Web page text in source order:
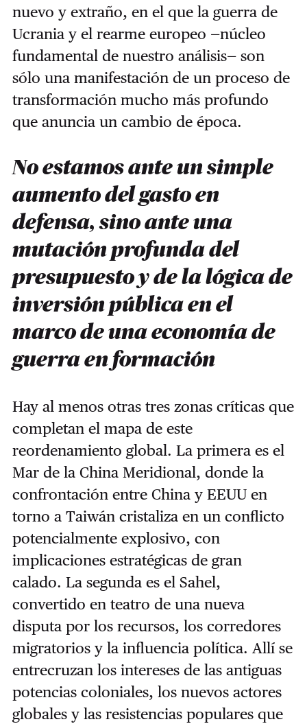
nuevo y extraño, en el que la guerra de
Ucrania y el rearme europeo —núcleo
fundamental de nuestro análisis— son
sólo una manifestación de un proceso de
transformación mucho más profundo
que anuncia un cambio de época.
No estamos ante un simple
aumento del gasto en
defensa, sino ante una
mutación profunda del
presupuesto y de la lógica de
inversión pública en el
marco de una economía de
guerra en formación
Hay al menos otras tres zonas críticas que
completan el mapa de este
reordenamiento global. La primera es el
Mar de la China Meridional, donde la
confrontación entre China y EEUU en
torno a Taiwán cristaliza en un conflicto
potencialmente explosivo, con
implicaciones estratégicas de gran
calado. La segunda es el Sahel,
convertido en teatro de una nueva
disputa por los recursos, los corredores
migratorios y la influencia política. Allí se
entrecruzan los intereses de las antiguas
potencias coloniales, los nuevos actores
globales y las resistencias populares que